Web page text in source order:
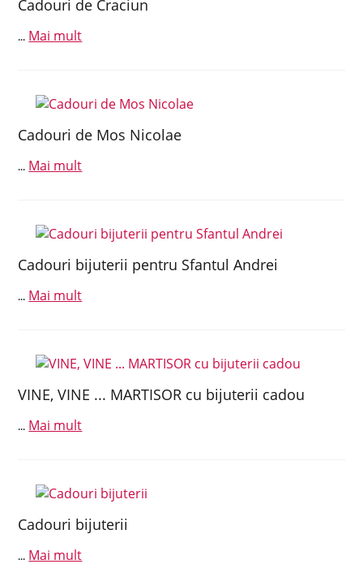
Cadouri de Craciun
... Mai mult
Cadouri de Mos Nicolae
... Mai mult
Cadouri bijuterii pentru Sfantul Andrei
... Mai mult
VINE, VINE ... MARTISOR cu bijuterii cadou
... Mai mult
Cadouri bijuterii
... Mai mult